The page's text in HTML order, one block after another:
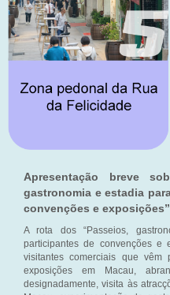
Apresentação breve
gastronomia e estadia
convenções e exposições”
A rota dos “Passeios,
participantes de convenções e
visitantes comerciais que vêm
exposições em Macau,
designadamente, visita às